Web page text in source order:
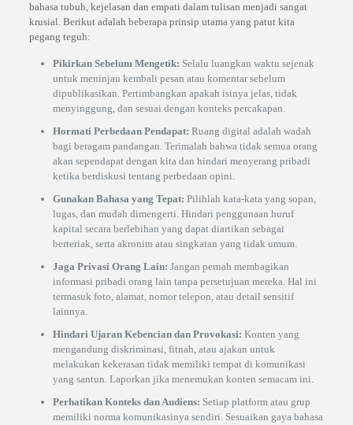
bahasa tubuh, kejelasan dan empati dalam tulisan menjadi sangat
krusial. Berikut adalah beberapa prinsip utama yang patut kita
pegang teguh:
Pikirkan Sebelum Mengetik: Selalu luangkan waktu sejenak
untuk meninjau kembali pesan atau komentar sebelum
dipublikasikan. Pertimbangkan apakah isinya jelas, tidak
menyinggung, dan sesuai dengan konteks percakapan.
Hormati Perbedaan Pendapat: Ruang digital adalah wadah
bagi beragam pandangan. Terimalah bahwa tidak semua orang
akan sependapat dengan kita dan hindari menyerang pribadi
ketika berdiskusi tentang perbedaan opini.
Gunakan Bahasa yang Tepat: Pilihlah kata-kata yang sopan,
lugas, dan mudah dimengerti. Hindari penggunaan huruf
kapital secara berlebihan yang dapat diartikan sebagai
berteriak, serta akronim atau singkatan yang tidak umum.
Jaga Privasi Orang Lain: Jangan pernah membagikan
informasi pribadi orang lain tanpa persetujuan mereka. Hal ini
termasuk foto, alamat, nomor telepon, atau detail sensitif
lainnya.
Hindari Ujaran Kebencian dan Provokasi: Konten yang
mengandung diskriminasi, fitnah, atau ajakan untuk
melakukan kekerasan tidak memiliki tempat di komunikasi
yang santun. Laporkan jika menemukan konten semacam ini.
Perhatikan Konteks dan Audiens: Setiap platform atau grup
memiliki norma komunikasinya sendiri. Sesuaikan gaya bahasa